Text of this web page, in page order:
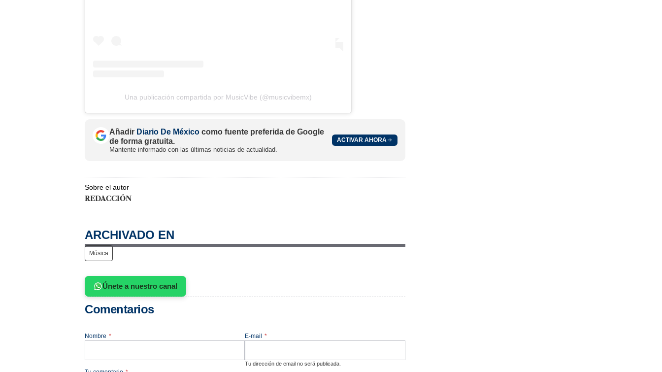
Una publicación compartida por MusicVibe (@musicvibemx)
Añadir Diario De México como fuente preferida de Google
de forma gratuita.
Mantente informado con las últimas noticias de actualidad.
ACTIVAR AHORA
Sobre el autor
REDACCIÓN
ARCHIVADO EN
Música
Únete a nuestro canal
Comentarios
Nombre * E-mail *
Tu dirección de email no será publicada.